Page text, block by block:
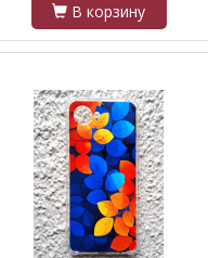
В корзину